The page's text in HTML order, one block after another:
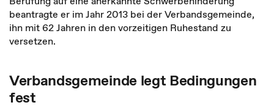
beantragte er im Jahr 2013 bei der Verbandsgemeinde,
ihn mit 62 Jahren in den vorzeitigen Ruhestand zu
versetzen.
Verbandsgemeinde legt Bedingungen
fest